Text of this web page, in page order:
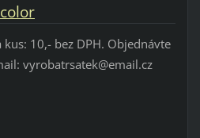
kus: 10,- bez DPH. Objednávte
vyrobatrsatek@email.cz